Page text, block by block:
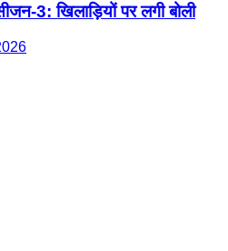
सीजन-3: खिलाड़ियों पर लगी बोली